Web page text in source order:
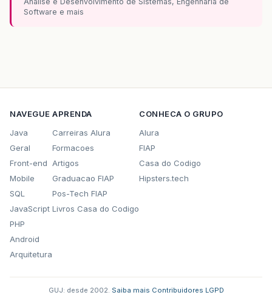
Software e mais
NAVEGUE
Java
Geral
Front-end
Mobile
SQL
JavaScript
PHP
Android
Arquitetura
APRENDA
Carreiras Alura
Formacoes
Artigos
Graduacao FIAP
Pos-Tech FIAP
Livros Casa do Codigo
CONHECA O GRUPO
Alura
FIAP
Casa do Codigo
Hipsters.tech
GUJ: desde 2002. Saiba mais Contribuidores LGPD